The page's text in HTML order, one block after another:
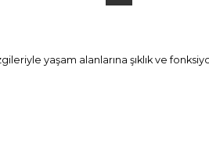
yaşam alanlarına şıklık ve